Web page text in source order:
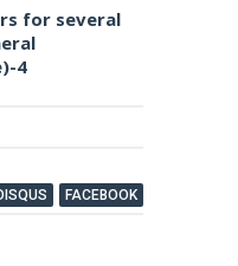
for several
4
FACEBOOK